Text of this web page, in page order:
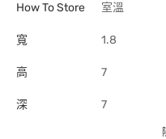
How To Store
室溫
寬 1.8
高 7
深 7